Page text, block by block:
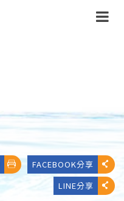
FACEBOOK分享
LINE分享